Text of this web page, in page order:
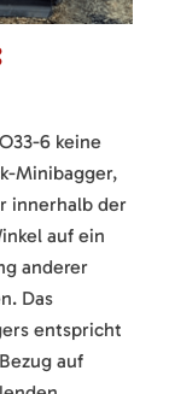
6 keine
Minibagger,
innerhalb der
auf ein
anderer
Das
entspricht
auf